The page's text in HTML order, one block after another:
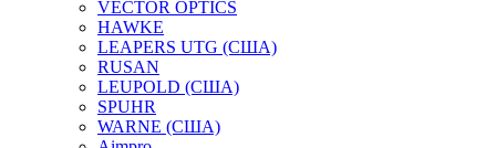
VECTOR OPTICS
HAWKE
LEAPERS UTG (США)
RUSAN
LEUPOLD (США)
SPUHR
WARNE (США)